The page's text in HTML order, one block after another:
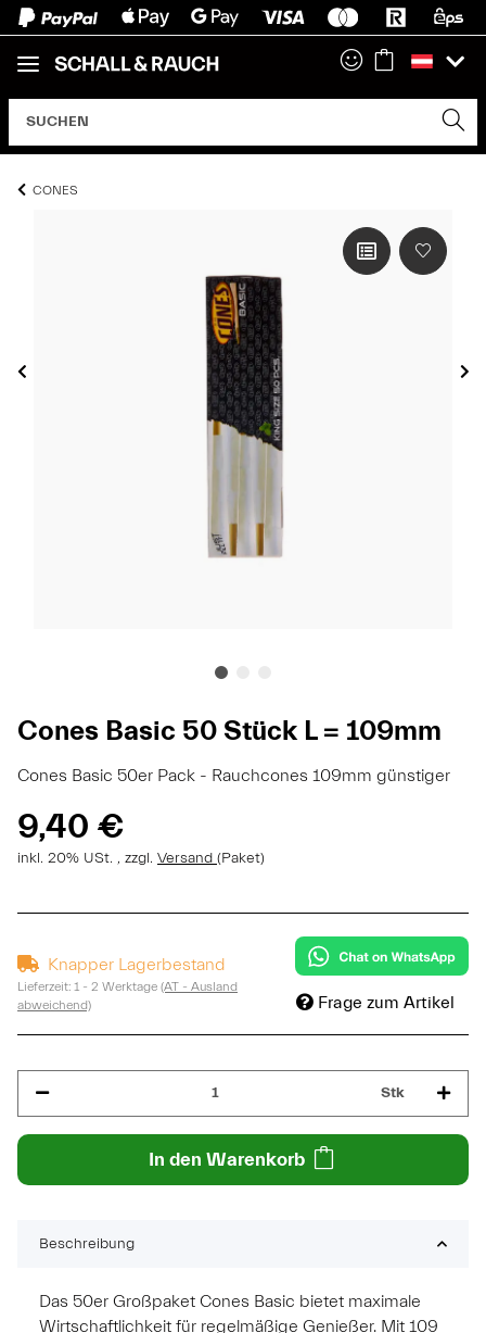
CONES
Cones Basic 50 Stück L = 109mm
Cones Basic 50er Pack - Rauchcones 109mm günstiger
9,40 €
inkl. 20% USt. , zzgl. Versand (Paket)
Knapper Lagerbestand
Lieferzeit: 1 - 2 Werktage (AT - Ausland
abweichend)
Frage zum Artikel
Stk
In den Warenkorb
Beschreibung
Das 50er Großpaket Cones Basic bietet maximale
Wirtschaftlichkeit für regelmäßige Genießer. Mit 109